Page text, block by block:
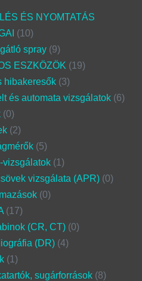
ÉS NYOMTATÁS
10
spray 9
ESZKÖZÖK
19
hibakeresők 3
és automata vizsgálatok 6
0
2
5
vizsgálatok 1
vizsgálata (APR) 0
0
17
(CR, CT) 0
(DR) 4
1
sugárforrások 8